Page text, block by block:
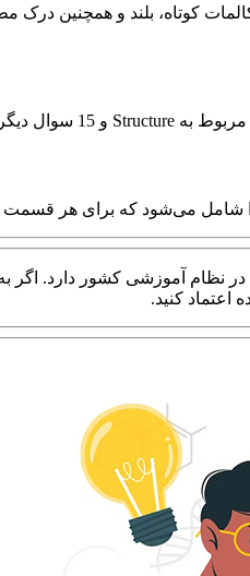
نظام آموزشی کشور دارد. اگر
اعتماد کنید.